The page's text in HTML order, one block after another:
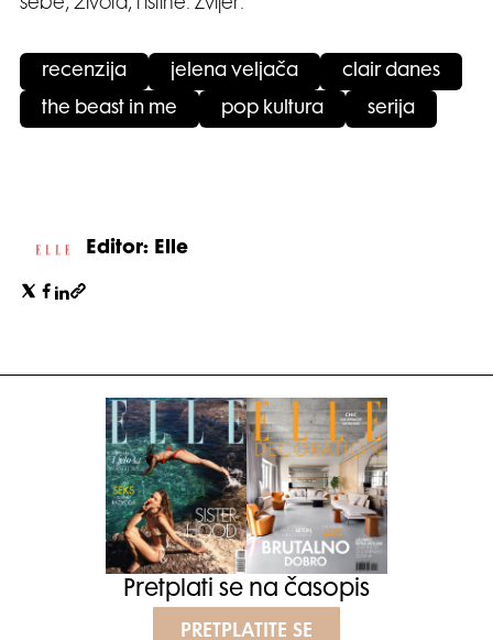
sebe, života, i istine. Zvijer.
recenzija jelena veljača clair danes
the beast in me pop kultura serija
Editor: Elle
Pretplati se na časopis
PRETPLATITE SE